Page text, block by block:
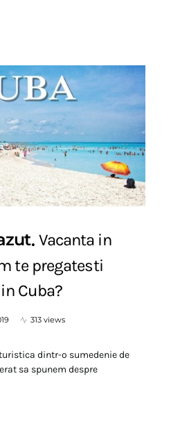
Vacanta in
te pregatesti
Cuba?
313 views
dintr-o sumedenie de
sa spunem despre